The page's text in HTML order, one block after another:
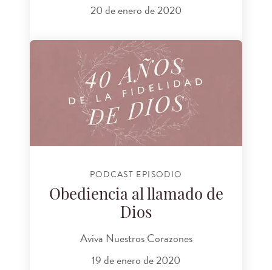
20 de enero de 2020
PODCAST EPISODIO
Obediencia al llamado de
Dios
Aviva Nuestros Corazones
19 de enero de 2020